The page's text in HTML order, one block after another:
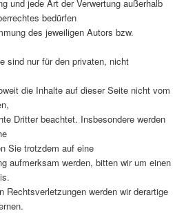
und jede Art der Verwertung außerhalb
bedürfen
des jeweiligen Autors bzw.
sind nur für den privaten, nicht
die Inhalte auf dieser Seite nicht vom
Dritter beachtet. Insbesondere werden
Sie trotzdem auf eine
aufmerksam werden, bitten wir um einen
Rechtsverletzungen werden wir derartige